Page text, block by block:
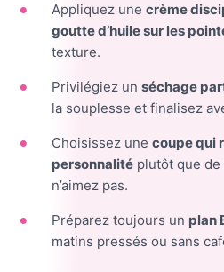
Appliquez une crème
goutte d’huile sur les
texture.
Privilégiez un séchage
la souplesse et finalisez
Choisissez une coupe qui
personnalitéplutôt que de
n’aimez pas.
Préparez toujours un plan
matins pressés ou sans